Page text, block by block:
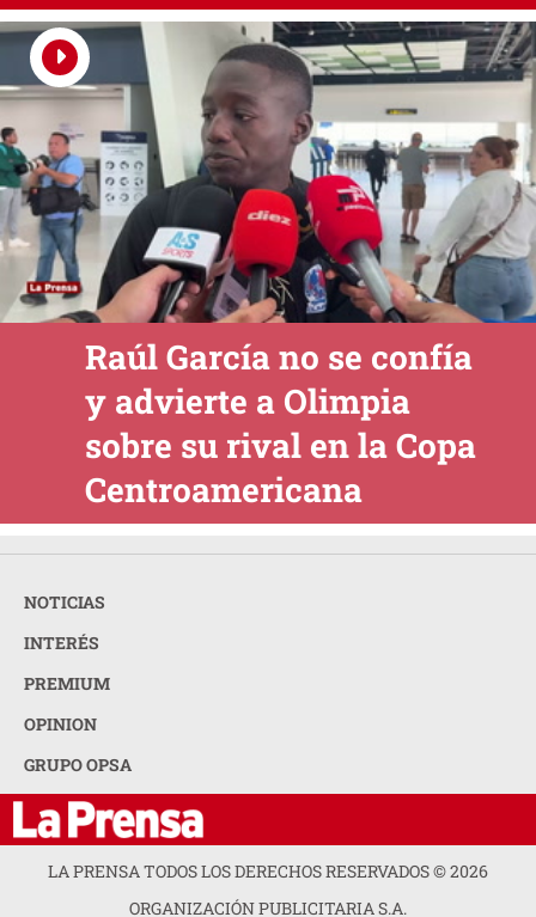
Raúl García no se confía
y advierte a Olimpia
sobre su rival en la Copa
Centroamericana
NOTICIAS
INTERÉS
PREMIUM
OPINION
GRUPO OPSA
LA PRENSA TODOS LOS DERECHOS RESERVADOS ©2026
ORGANIZACIÓN PUBLICITARIA S.A.